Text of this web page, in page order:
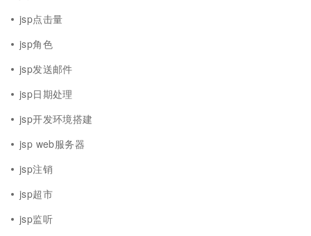
jsp点击量
jsp角色
jsp发送邮件
jsp日期处理
jsp开发环境搭建
jsp web服务器
jsp注销
jsp超市
jsp监听